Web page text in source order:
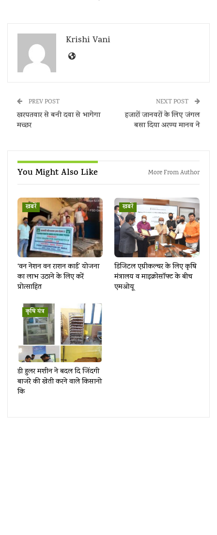
Krishi Vani
PREV POST
खरपतवार से बनी दवा से भागेगा
मच्छर
NEXT POST
हजारों जानवरों के लिए जंगल
बसा दिया अरण्य मानव ने
You Might Also Like More From Author
खबरें
‘वन नेशन वन राशन कार्ड’ योजना
का लाभ उठाने के लिए करें
प्रोत्साहित
खबरें
डिजिटल एग्रीकल्चर के लिए कृषि
मंत्रालय व माइक्रोसॉफ्ट के बीच
एमओयू
कृषि यंत्र
डी हुलर मशीन ने बदल दि जिंदगी
बाजरे की खेती करने वाले किसानो
कि